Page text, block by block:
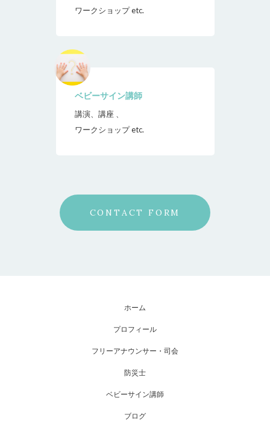
ワークショップ etc.
ベビーサイン講師
講演、講座 、
ワークショップ etc.
CONTACT FORM
ホーム
プロフィール
フリーアナウンサー・司会
防災士
ベビーサイン講師
ブログ